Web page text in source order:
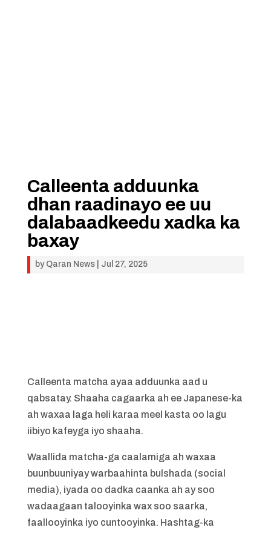
Calleenta adduunka
dhan raadinayo ee uu
dalabaadkeedu xadka ka
baxay
by Qaran News| Jul 27, 2025
Calleenta matcha ayaa adduunka aad u
qabsatay. Shaaha cagaarka ah ee Japanese-ka
ah waxaa laga heli karaa meel kasta oo lagu
iibiyo kafeyga iyo shaaha.
Waallida matcha-ga caalamiga ah waxaa
buunbuuniyay warbaahinta bulshada (social
media), iyada oo dadka caanka ah ay soo
wadaagaan talooyinka wax soo saarka,
faallooyinka iyo cuntooyinka. Hashtag-ka